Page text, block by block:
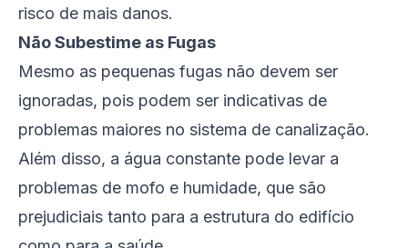
risco de mais danos.
Não Subestime as Fugas
Mesmo as pequenas fugas não devem ser
ignoradas, pois podem ser indicativas de
problemas maiores no sistema de canalização.
Além disso, a água constante pode levar a
problemas de mofo e humidade, que são
prejudiciais tanto para a estrutura do edifício